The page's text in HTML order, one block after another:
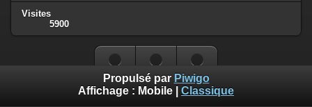
Visites
5900
Propulsé par Piwigo
Affichage : Mobile Classique